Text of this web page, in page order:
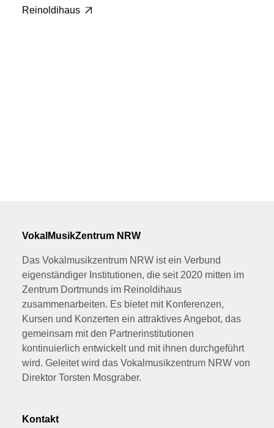
Reinoldihaus
VokalMusikZentrum NRW
Das Vokalmusikzentrum NRW ist ein Verbund
eigenständiger Institutionen, die seit 2020 mitten im
Zentrum Dortmunds im Reinoldihaus
zusammenarbeiten. Es bietet mit Konferenzen,
Kursen und Konzerten ein attraktives Angebot, das
gemeinsam mit den Partnerinstitutionen
kontinuierlich entwickelt und mit ihnen durchgeführt
wird. Geleitet wird das Vokalmusikzentrum NRW von
Direktor Torsten Mosgraber.
Kontakt